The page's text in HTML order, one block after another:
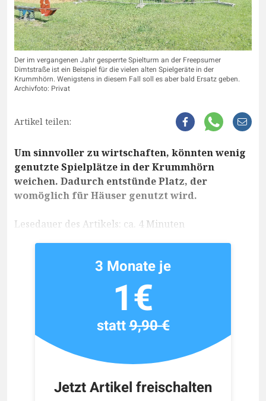
Der im vergangenen Jahr gesperrte Spielturm an der Freepsumer
Dimtstraße ist ein Beispiel für die vielen alten Spielgeräte in der
Krummhörn. Wenigstens in diesem Fall soll es aber bald Ersatz geben.
Archivfoto: Privat
Artikel teilen:
Um sinnvoller zu wirtschaften, könnten wenig
genutzte Spielplätze in der Krummhörn
weichen. Dadurch entstünde Platz, der
womöglich für Häuser genutzt wird.
Lesedauer des Artikels: ca. 4 Minuten
Jetzt Artikel freischalten
3 Monate je
1€
statt9,90 €